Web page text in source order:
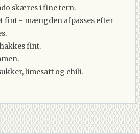
skæres i fine tern.
fint - mængden afpasses efter
fint.
limesaft og chili.